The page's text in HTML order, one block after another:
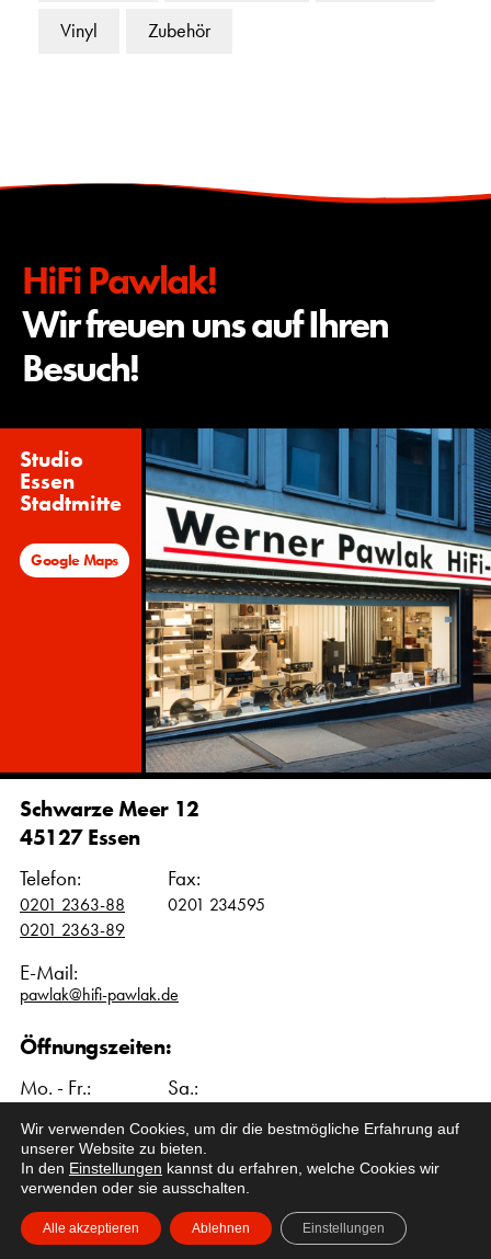
Vinyl Zubehör
HiFi Pawlak!
Wir freuen uns auf Ihren
Besuch!
Studio
Essen
Stadtmitte
Google Maps
Schwarze Meer 12
45127 Essen
Telefon:
0201 2363-88
0201 2363-89
Fax:
0201 234595
E-Mail:
pawlak@hifi-pawlak.de
Öffnungszeiten:
Mo. - Fr.: Sa.:
Impressum & Datenschutz Cookieeinstellungen
Wir verwenden Cookies, um dir die bestmögliche Erfahrung auf
unserer Website zu bieten.
In den Einstellungen kannst du erfahren, welche Cookies wir
verwenden oder sie ausschalten.
Alle akzeptieren Ablehnen Einstellungen